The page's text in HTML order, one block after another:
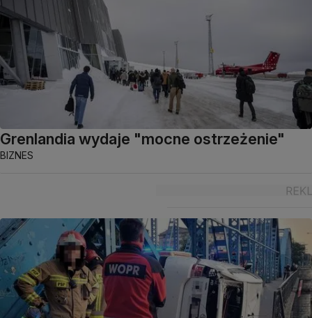
Grenlandia wydaje "mocne ostrzeżenie"
BIZNES